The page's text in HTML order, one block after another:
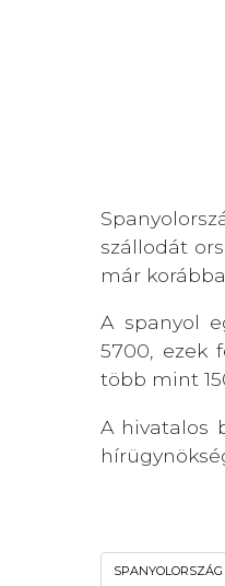
szállodát
már
A spanyol
5700, ezek
több mint
A hivatalos
SPANYOLORSZÁG